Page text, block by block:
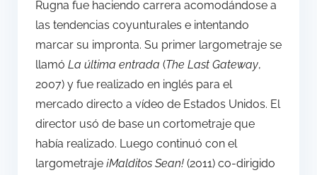
Rugna fue haciendo carrera acomodándose a
las tendencias coyunturales e intentando
marcar su impronta. Su primer largometraje se
llamó La última entrada (The Last Gateway,
2007) y fue realizado en inglés para el
mercado directo a vídeo de Estados Unidos. El
director usó de base un cortometraje que
había realizado. Luego continuó con el
largometraje ¡Malditos Sean! (2011) co-dirigido